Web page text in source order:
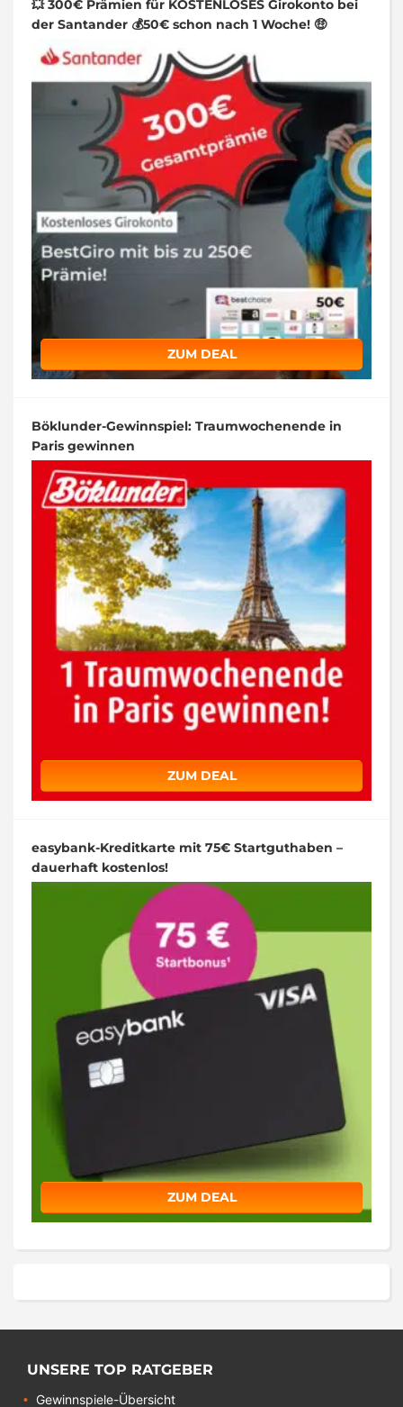
💥 300€ Prämien für KOSTENLOSES Girokonto bei
der Santander 💰50€ schon nach 1 Woche! 🤑
ZUM DEAL
Böklunder-Gewinnspiel: Traumwochenende in
Paris gewinnen
ZUM DEAL
easybank-Kreditkarte mit 75€ Startguthaben –
dauerhaft kostenlos!
ZUM DEAL
UNSERE TOP RATGEBER
Gewinnspiele-Übersicht